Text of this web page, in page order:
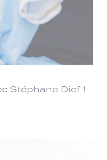
Stéphane Dief !